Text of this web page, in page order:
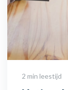
2 min leestijd